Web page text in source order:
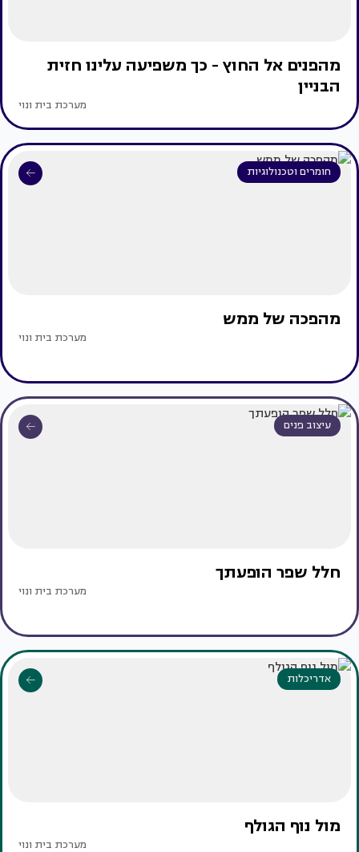
מהפנים אל החוץ - כך משפיעה עלינו חזית
הבניין
מערכת בית ונוי
חומרים וטכנולוגיות
מהפכה של ממש
מערכת בית ונוי
עיצוב פנים
חלל שפר הופעתך
מערכת בית ונוי
אדריכלות
מול נוף הגולף
מערכת בית ונוי